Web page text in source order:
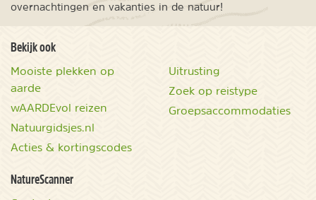
overnachtingen en vakanties in de natuur!
Bekijk ook
Mooiste plekken op
aarde
wAARDEvol reizen
Natuurgidsjes.nl
Acties & kortingscodes
Uitrusting
Zoek op reistype
Groepsaccommodaties
NatureScanner